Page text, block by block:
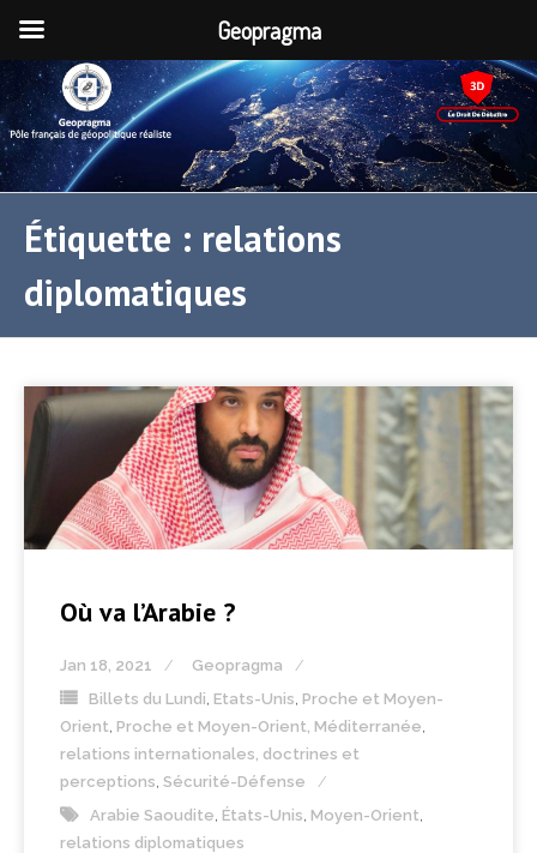
Étiquette : relations
diplomatiques
Où va l’Arabie ?
Jan 18, 2021
Geopragma
Billets du Lundi Etats-Unis Proche et Moyen-
Orient Proche et Moyen-Orient, Méditerranée
relations internationales, doctrines et
perceptions Sécurité-Défense
Arabie Saoudite États-Unis Moyen-Orient
relations diplomatiques
Geopragma